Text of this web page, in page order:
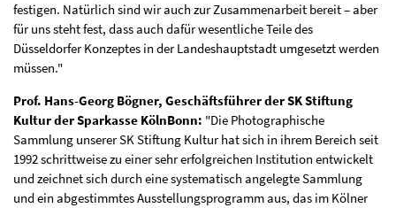
festigen. Natürlich sind wir auch zur Zusammenarbeit bereit – aber
für uns steht fest, dass auch dafür wesentliche Teile des
Düsseldorfer Konzeptes in der Landeshauptstadt umgesetzt werden
müssen."
Prof. Hans-Georg Bögner, Geschäftsführer der SK Stiftung
Kultur der Sparkasse KölnBonn: "Die Photographische
Sammlung unserer SK Stiftung Kultur hat sich in ihrem Bereich seit
1992 schrittweise zu einer sehr erfolgreichen Institution entwickelt
und zeichnet sich durch eine systematisch angelegte Sammlung
und ein abgestimmtes Ausstellungsprogramm aus, das im Kölner